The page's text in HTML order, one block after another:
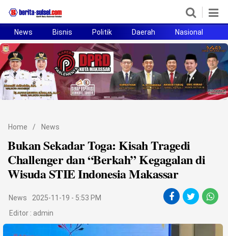
Home
News
Politik
Bisnis
Otomotif
Sport
Life Style
News Bisnis Politik Daerah Nasional
Home / News
Bukan Sekadar Toga: Kisah Tragedi
Challenger dan “Berkah” Kegagalan di
Wisuda STIE Indonesia Makassar
News
2025-11-19 - 5:53 PM
Editor : admin